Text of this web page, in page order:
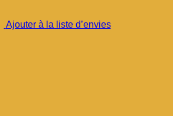
Ajouter à la liste d’envies